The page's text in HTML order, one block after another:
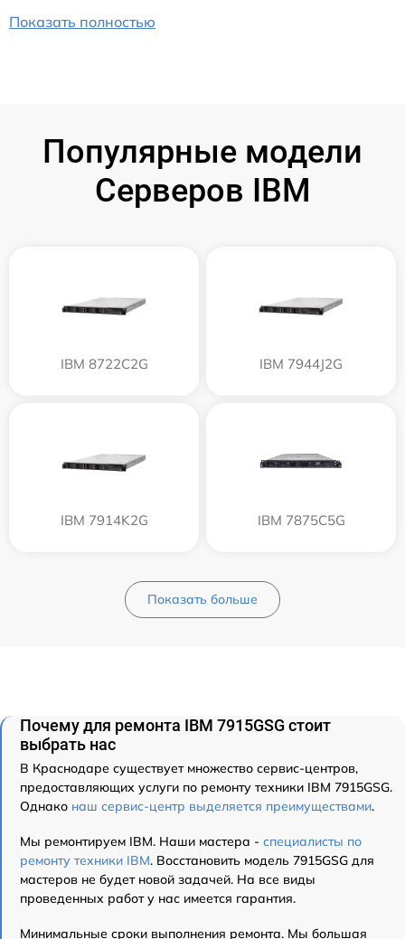
Показать полностью
Популярные модели
Серверов IBM
IBM 8722C2G IBM 7944J2G
IBM 7914K2G IBM 7875C5G
Показать больше
Почему для ремонта IBM 7915GSG стоит
выбрать нас
В Краснодаре существует множество сервис-центров,
предоставляющих услуги по ремонту техники IBM 7915GSG.
Однако наш сервис-центр выделяется преимуществами.
Мы ремонтируем IBM. Наши мастера - специалисты по
ремонту техники IBM. Восстановить модель 7915GSG для
мастеров не будет новой задачей. На все виды
проведенных работ у нас имеется гарантия.
Минимальные сроки выполнения ремонта. Мы большая